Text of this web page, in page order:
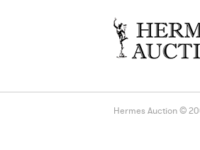
Hermes Auction ©